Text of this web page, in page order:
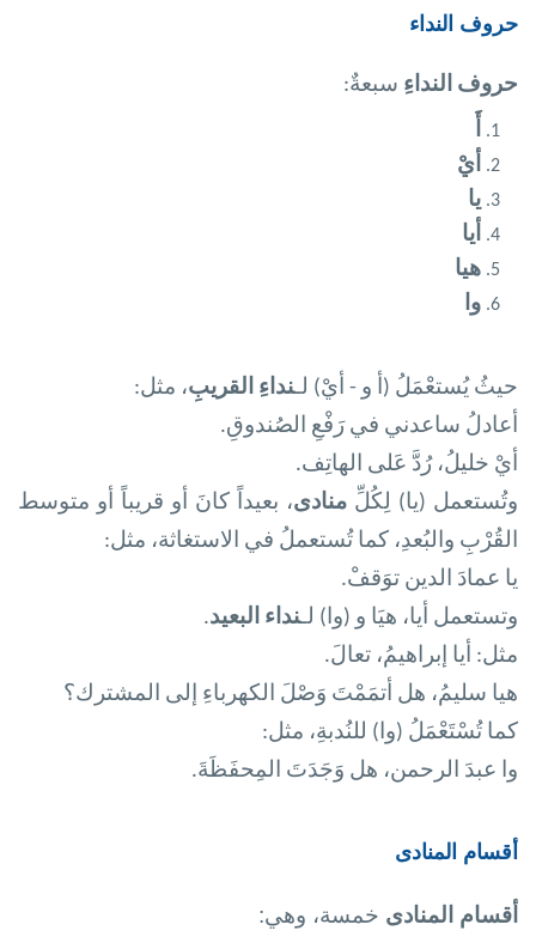
حروف النداء
حروف النداءِ سبعةٌ:
أَ
أيْ
يا
أيا
هيا
وا
حيثُ يُستعْمَلُ (أ و - أيْ) لـنداءِ القريبِ، مثل:
أعادلُ ساعدني في رَفْعِ الصُندوقِ.
أيْ خليلُ، رُدَّ عَلى الهاتِف.
وتُستعمل (يا) لِكُلِّ منادى، بعيداً كانَ أو قريباً أو متوسط
القُرْبِ والبُعدِ، كما تُستعملُ في الاستغاثة، مثل:
يا عمادَ الدين توَقفْ.
وتستعمل أيا، هيَا و (وا) لـنداء البعيد.
مثل: أيا إبراهيمُ، تعالَ.
هيا سليمُ، هل أتمَمْتَ وَصْلَ الكهرباءِ إلى المشترك؟
كما تُسْتَعْمَلُ (وا) للنُدبةِ، مثل:
وا عبدَ الرحمن، هل وَجَدَتَ المِحفَظَةَ.
أقسام المنادى
أقسام المنادى خمسة، وهي: